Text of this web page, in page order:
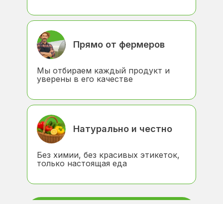
Прямо от фермеров
Мы отбираем каждый продукт и
уверены в его качестве
Натурально и честно
Без химии, без красивых этикеток,
только настоящая еда